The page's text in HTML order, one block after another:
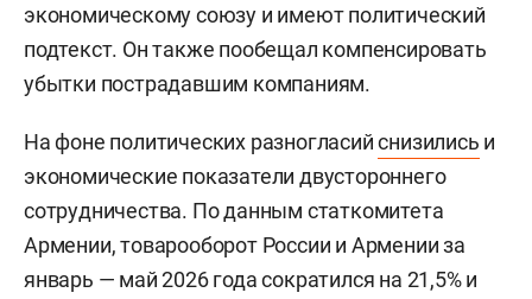
экономическому союзу и имеют политический
подтекст. Он также пообещал компенсировать
убытки пострадавшим компаниям.
На фоне политических разногласийснизились и
экономические показатели двустороннего
сотрудничества. По данным статкомитета
Армении, товарооборот России и Армении за
январь — май 2026 года сократился на 21,5% и